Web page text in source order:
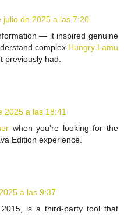
julio de 2025 a las 7:20
— it inspired genuine
complex Hungry Lamu
previously had.
2025 a las 18:41
when you’re looking for the
Edition experience.
a las 9:37
is a third-party tool that